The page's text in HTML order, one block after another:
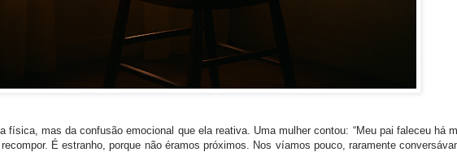
física, mas da confusão emocional que ela reativa. Uma mulher contou: “Meu pai faleceu há
É estranho, porque não éramos próximos. Nos víamos pouco, raramente